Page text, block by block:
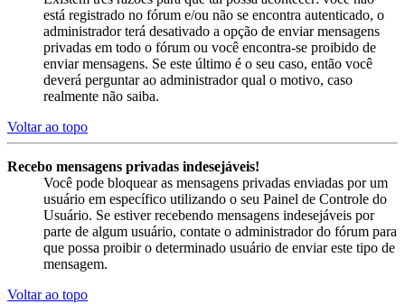
está registrado no fórum e/ou não se encontra autenticado, o
administrador terá desativado a opção de enviar mensagens
privadas em todo o fórum ou você encontra-se proibido de
enviar mensagens. Se este último é o seu caso, então você
deverá perguntar ao administrador qual o motivo, caso
realmente não saiba.
Voltar ao topo
Recebo mensagens privadas indesejáveis!
Você pode bloquear as mensagens privadas enviadas por um
usuário em específico utilizando o seu Painel de Controle do
Usuário. Se estiver recebendo mensagens indesejáveis por
parte de algum usuário, contate o administrador do fórum para
que possa proibir o determinado usuário de enviar este tipo de
mensagem.
Voltar ao topo